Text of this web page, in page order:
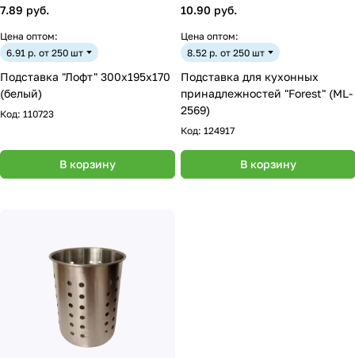
7.89 руб.
Цена оптом:
6.91 р. от 250 шт
Подставка "Лофт" 300х195х170
(белый)
Код: 110723
В корзину
10.90 руб.
Цена оптом:
8.52 р. от 250 шт
Подставка для кухонных
принадлежностей "Forest" (ML-
2569)
Код: 124917
В корзину